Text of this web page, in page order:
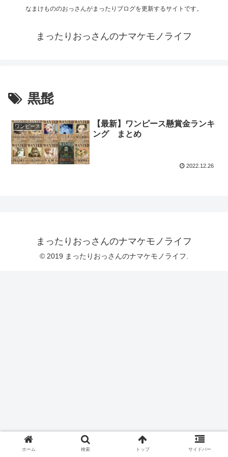
なまけもののおっさんがまったりブログを更新するサイトです。
まったりおっさんのナマケモノライフ
黒髭
ワンピース
【最新】ワンピース懸賞金ランキ
ング まとめ
2022.12.26
まったりおっさんのナマケモノライフ
© 2019 まったりおっさんのナマケモノライフ.
ホーム 検索 トップ サイドバー